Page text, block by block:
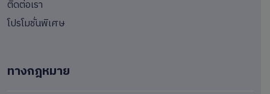
ติดต่อเรา
โปรโมชั่นพิเศษ
ทางกฎหมาย